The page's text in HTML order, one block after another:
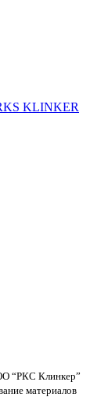
KLINKER
“РКС Клинкер”
материалов